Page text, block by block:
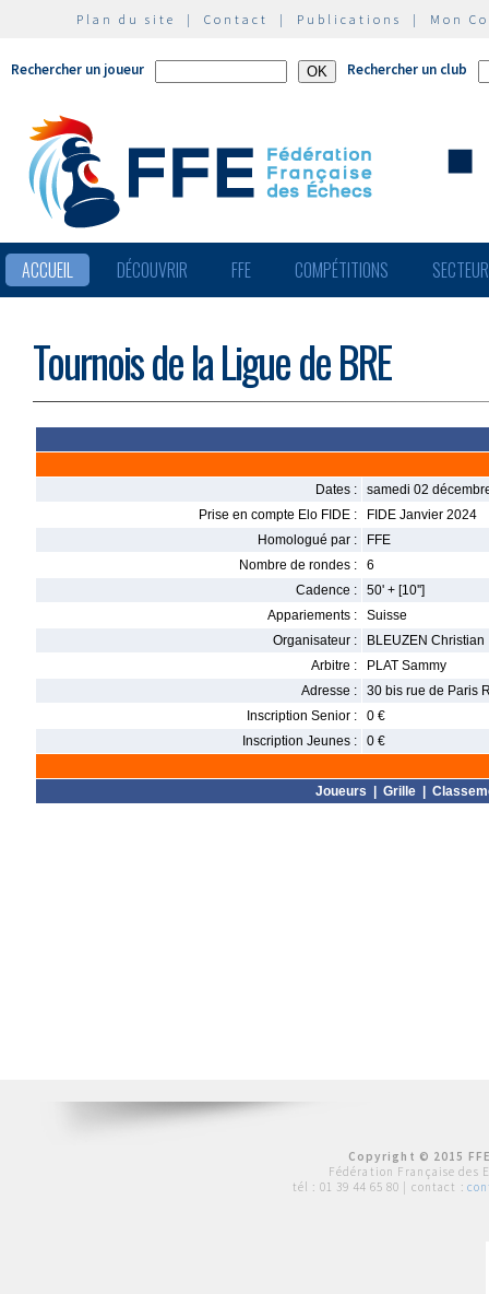
Plan du site | Contact | Publications | Mon
Rechercher un joueur Rechercher un club
ACCUEIL DÉCOUVRIR FFE COMPÉTITIONS
Tournois de la Ligue de BRE
Dates :
samedi 02
Prise en compte Elo FIDE :
FIDE Janvier 2024
Homologué par :
FFE
Nombre de rondes :
6
Cadence :
50' + [10'']
Appariements :
Suisse
Organisateur :
BLEUZEN Christian
Arbitre :
PLAT Sammy
Adresse :
30 bis rue de Paris
Inscription Senior :
0 €
Inscription Jeunes :
0 €
Joueurs Grille
Copyright © 2015
Fédération Française des
tél : 01 39 44 65 80 | contact :